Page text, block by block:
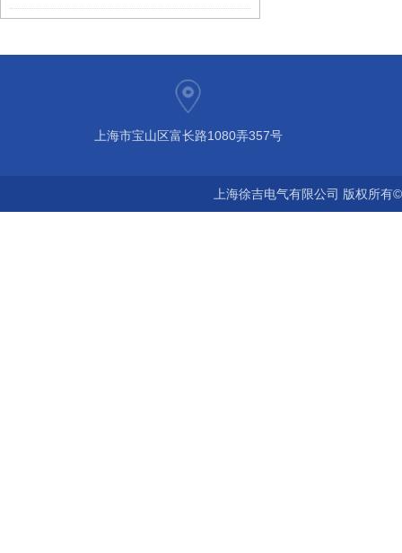
上海市宝山区富长路1080弄357号
上海徐吉电气有限公司 版权所